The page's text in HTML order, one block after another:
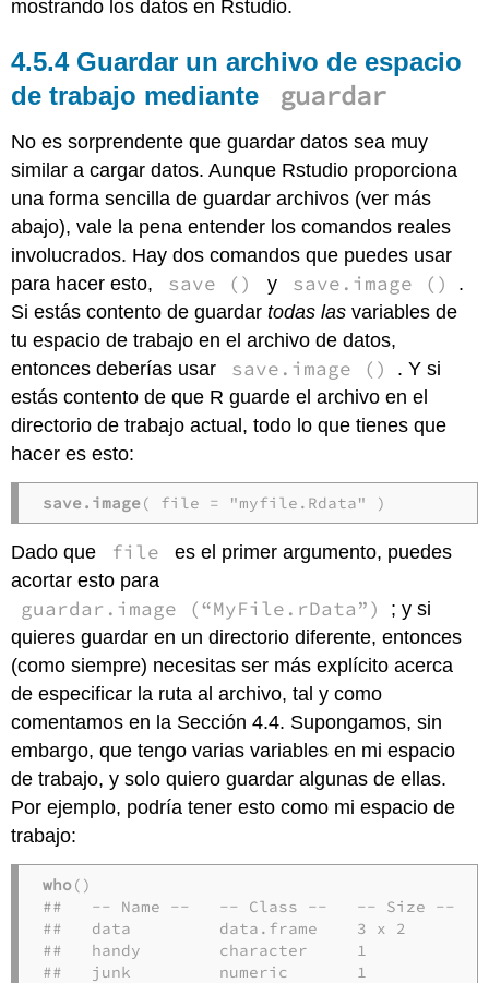
mostrando los datos en Rstudio.
Guardar un archivo de espacio
de trabajo mediante
guardar
No es sorprendente que guardar datos sea muy
similar a cargar datos. Aunque Rstudio proporciona
una forma sencilla de guardar archivos (ver más
abajo), vale la pena entender los comandos reales
involucrados. Hay dos comandos que puedes usar
para hacer esto,
save () y save.image ()
.
Si estás contento de guardartodas las variables de
tu espacio de trabajo en el archivo de datos,
entonces deberías usar
save.image ()
. Y si
estás contento de que R guarde el archivo en el
directorio de trabajo actual, todo lo que tienes que
hacer es esto:
save.image( file = "myfile.Rdata" )
Dado que file
es el primer argumento, puedes
acortar esto para
guardar.image (“MyFile.rData”)
; y si
quieres guardar en un directorio diferente, entonces
(como siempre) necesitas ser más explícito acerca
de especificar la ruta al archivo, tal y como
comentamos en la Sección 4.4. Supongamos, sin
embargo, que tengo varias variables en mi espacio
de trabajo, y solo quiero guardar algunas de ellas.
Por ejemplo, podría tener esto como mi espacio de
trabajo:
who()
##   -- Name --   -- Class --   -- Size --
##   data         data.frame    3 x 2
##   handy        character     1
##   junk         numeric       1